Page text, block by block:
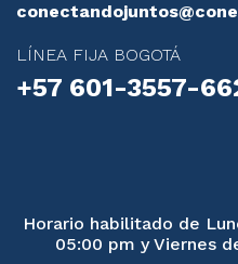
LÍNEA FIJA BOGOTÁ
+57 601-3557-
Horario habilitado de
05:00 pm y Viernes